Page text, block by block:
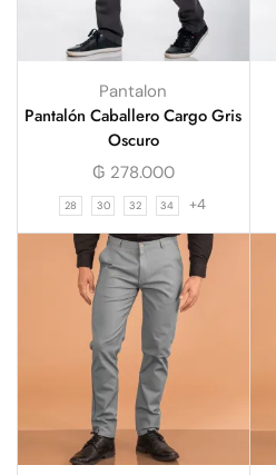
Pantalon
Pantalón Caballero Cargo Gris
Oscuro
₲ 278.000
28 30 32 34 +4